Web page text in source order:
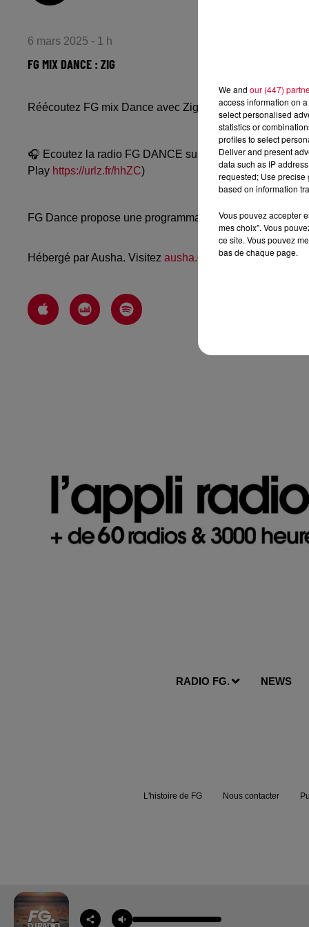
6 mars 2025 - 1 h
FG MIX DANCE : ZIG
Réécoutez FG mix Dance avec Zig du mercredi 5 mars
🎧 Ecoutez la radio FG DANCE sur
www.radiofg.com/fg-
Play https://urlz.fr/hhZC)
FG Dance propose une programmation dance, EDM,
Hébergé par Ausha. Visitez ausha.co/politique-de-
RADIO FG. NEWS
L'histoire de FG Nous contacter
We and our (447)
access information on
select personalised
statistics or
profiles to select
Deliver and present
data such as IP
requested; Use precise
based on information
Vous pouvez accepter
mes choix". Vous
ce site. Vous pouvez
bas de chaque page.